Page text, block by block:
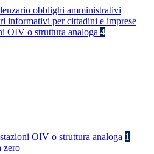
obblighi amministrativi
informativi per cittadini e imprese
OIV o struttura analoga 4
OIV o struttura analoga 1
zero